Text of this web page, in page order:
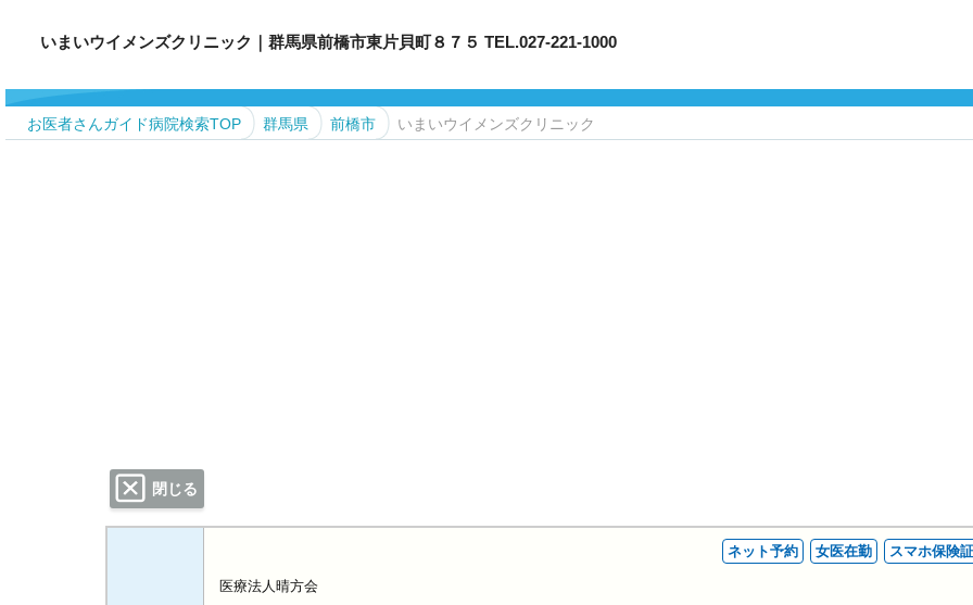
いまいウイメンズクリニック｜群馬県前橋市東片貝町８７５ TEL.027-221-1000
お医者さんガイド病院検索TOP 群馬県 前橋市 いまいウイメンズクリニック
閉じる
ネット予約 女医在勤 スマホ保険証
医療法人晴方会